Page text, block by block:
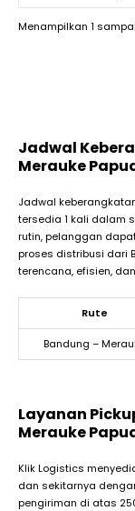
Menampilkan 1
Jadwal
Merauke
Jadwal
tersedia 1 kali dalam
rutin, pelanggan
proses distribusi dari
terencana, efisien,
Rute
Bandung –
Layanan
Merauke
Klik Logistics
dan sekitarnya
pengiriman di atas